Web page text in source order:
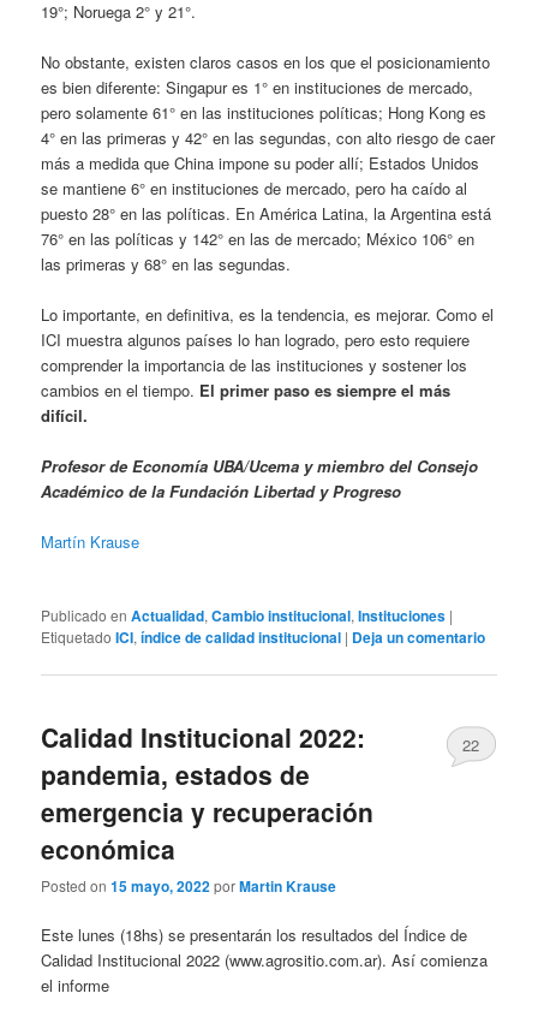
19°; Noruega 2° y 21°.
No obstante, existen claros casos en los que el posicionamiento
es bien diferente: Singapur es 1° en instituciones de mercado,
pero solamente 61° en las instituciones políticas; Hong Kong es
4° en las primeras y 42° en las segundas, con alto riesgo de caer
más a medida que China impone su poder allí; Estados Unidos
se mantiene 6° en instituciones de mercado, pero ha caído al
puesto 28° en las políticas. En América Latina, la Argentina está
76° en las políticas y 142° en las de mercado; México 106° en
las primeras y 68° en las segundas.
Lo importante, en definitiva, es la tendencia, es mejorar. Como el
ICI muestra algunos países lo han logrado, pero esto requiere
comprender la importancia de las instituciones y sostener los
cambios en el tiempo. El primer paso es siempre el más
difícil.
Profesor de Economía UBA/Ucema y miembro del Consejo
Académico de la Fundación Libertad y Progreso
Martín Krause
Publicado en Actualidad,Cambio institucional,Instituciones |
Etiquetado ICI,índice de calidad institucional | Deja un comentario
Calidad Institucional 2022:
pandemia, estados de
emergencia y recuperación
económica
Posted on15 mayo, 2022porMartin Krause
22
Este lunes (18hs) se presentarán los resultados del Índice de
Calidad Institucional 2022 (www.agrositio.com.ar). Así comienza
el informe